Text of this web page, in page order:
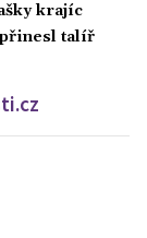
krajíc
talíř